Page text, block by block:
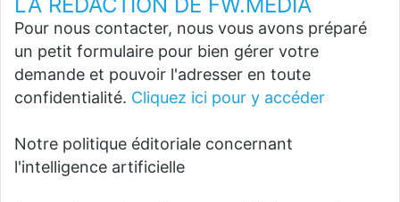
Pour nous contacter, nous vous avons préparé
un petit formulaire pour bien gérer votre
demande et pouvoir l'adresser en toute
confidentialité. Cliquez ici pour y accéder
Notre politique éditoriale concernant
l'intelligence artificielle